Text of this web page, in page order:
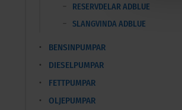
RESERVDELAR ADBLUE
SLANGVINDA ADBLUE
BENSINPUMPAR
DIESELPUMPAR
FETTPUMPAR
OLJEPUMPAR